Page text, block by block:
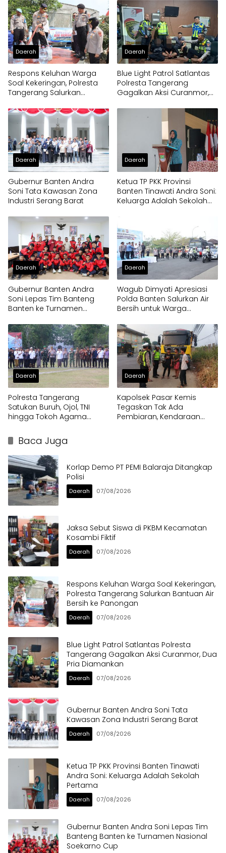
Daerah
Respons Keluhan Warga
Soal Kekeringan, Polresta
Tangerang Salurkan
Panongan
Daerah
Blue Light Patrol Satlantas
Polresta Tangerang
Gagalkan Aksi Curanmor,
Daerah
Gubernur Banten Andra
Soni Tata Kawasan Zona
Industri Serang Barat
Daerah
Ketua TP PKK Provinsi
Banten Tinawati Andra Soni:
Keluarga Adalah Sekolah
Daerah
Gubernur Banten Andra
Soni Lepas Tim Banteng
Banten ke Turnamen
Daerah
Wagub Dimyati Apresiasi
Polda Banten Salurkan Air
Bersih untuk Warga
Daerah
Polresta Tangerang
Satukan Buruh, Ojol, TNI
hingga Tokoh Agama
Daerah
Kapolsek Pasar Kemis
Tegaskan Tak Ada
Pembiaran, Kendaraan
Baca Juga
Korlap Demo PT PEMI Balaraja Ditangkap
Polisi
Daerah 07/08/2026
Jaksa Sebut Siswa di PKBM Kecamatan
Kosambi Fiktif
Daerah 07/08/2026
Respons Keluhan Warga Soal Kekeringan,
Polresta Tangerang Salurkan Bantuan Air
Bersih ke Panongan
Daerah 07/08/2026
Blue Light Patrol Satlantas Polresta
Tangerang Gagalkan Aksi Curanmor, Dua
Pria Diamankan
Daerah 07/08/2026
Gubernur Banten Andra Soni Tata
Kawasan Zona Industri Serang Barat
Daerah 07/08/2026
Ketua TP PKK Provinsi Banten Tinawati
Andra Soni: Keluarga Adalah Sekolah
Pertama
Daerah 07/08/2026
Gubernur Banten Andra Soni Lepas Tim
Banteng Banten ke Turnamen Nasional
Soekarno Cup